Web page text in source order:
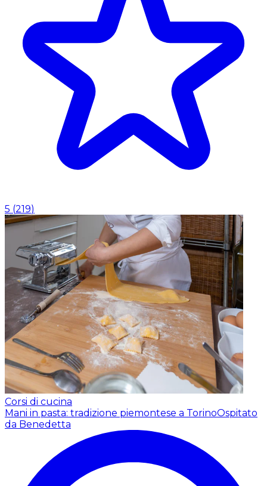
5 (219)
Corsi di cucina
Mani in pasta: tradizione piemontese a TorinoOspitato
da Benedetta